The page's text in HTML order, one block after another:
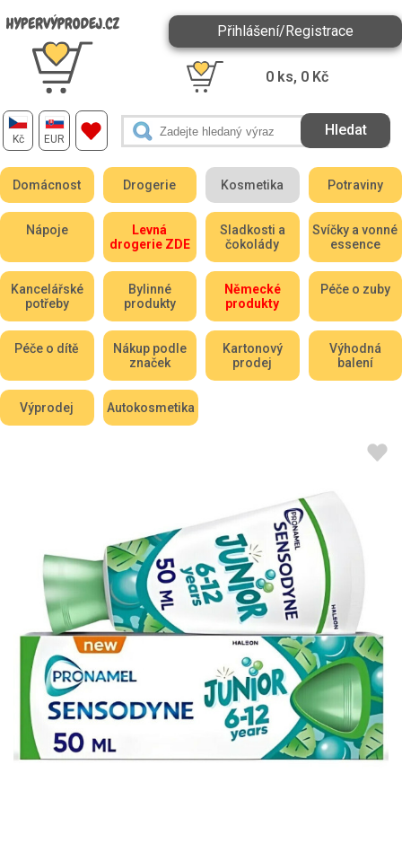
Kč EUR
Přihlášení/Registrace
0 ks, 0 Kč
Domácnost Drogerie Kosmetika Potraviny
Nápoje
Levná
drogerie ZDE
Sladkosti a
čokolády
Svíčky a vonné
essence
Kancelářské
potřeby
Bylinné
produkty
Německé
produkty
Péče o zuby
Péče o dítě
Nákup podle
značek
Kartonový
prodej
Výhodná
balení
Výprodej Autokosmetika